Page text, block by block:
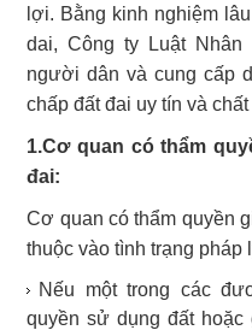
lợi. Bằng kinh nghiệm
dai, Công ty Luật
người dân và cung cấp
chấp đất đai uy tín và
1.Cơ quan có thẩm
đai:
Cơ quan có thẩm quyền
thuộc vào tình trạng pháp
Nếu một trong các
quyền sử dụng đất